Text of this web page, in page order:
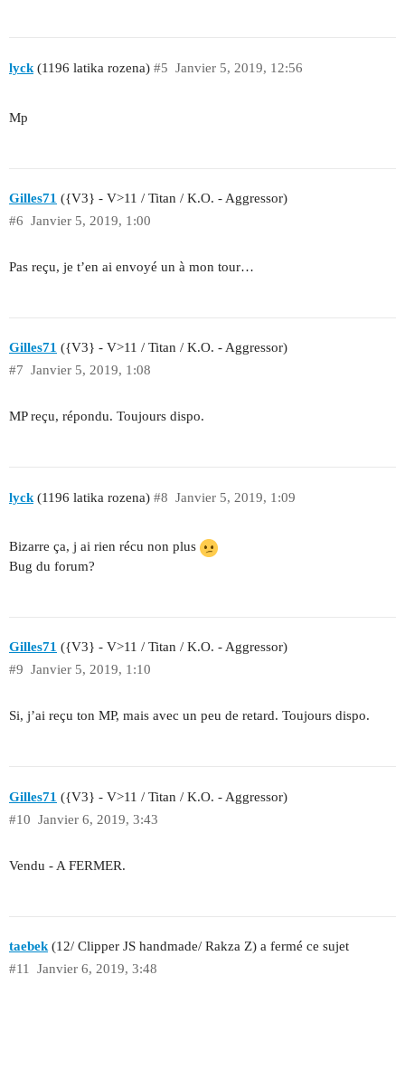
lyck (1196 latika rozena) Janvier 5, 2019, 12:56
#5
Mp
Gilles71 ({V3} - V>11 / Titan / K.O. - Aggressor)
Janvier 5, 2019, 1:00
#6
Pas reçu, je t’en ai envoyé un à mon tour…
Gilles71 ({V3} - V>11 / Titan / K.O. - Aggressor)
Janvier 5, 2019, 1:08
#7
MP reçu, répondu. Toujours dispo.
lyck (1196 latika rozena) Janvier 5, 2019, 1:09
#8
Bizarre ça, j ai rien récu non plus
Bug du forum?
Gilles71 ({V3} - V>11 / Titan / K.O. - Aggressor)
Janvier 5, 2019, 1:10
#9
Si, j’ai reçu ton MP, mais avec un peu de retard. Toujours dispo.
Gilles71 ({V3} - V>11 / Titan / K.O. - Aggressor)
Janvier 6, 2019, 3:43
#10
Vendu - A FERMER.
taebek (12/ Clipper JS handmade/ Rakza Z) a fermé ce sujet
Janvier 6, 2019, 3:48
#11